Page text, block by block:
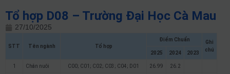
Tổ hợp D08 – Trường Đại Học Cà Mau
27/10/2025
STT Tên ngành Tổ hợp
Điểm Chuẩn
Ghi
chú
2025 2024 2023
1 Chăn nuôi C00; C01; C02; C03; C04; D01 26.99 26.2